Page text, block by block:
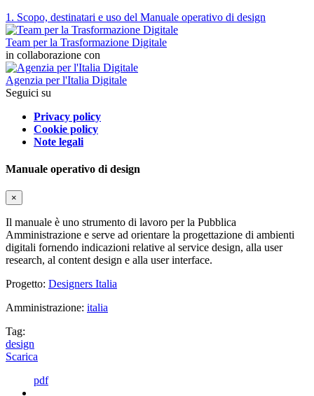
1. Scopo, destinatari e uso del Manuale operativo di design
Team per la Trasformazione Digitale
in collaborazione con
Agenzia per l'Italia Digitale
Seguici su
Privacy policy
Cookie policy
Note legali
Manuale operativo di design
×
Il manuale è uno strumento di lavoro per la Pubblica
Amministrazione e serve ad orientare la progettazione di ambienti
digitali fornendo indicazioni relative al service design, alla user
research, al content design e alla user interface.
Progetto: Designers Italia
Amministrazione: italia
Tag:
design
Scarica
pdf